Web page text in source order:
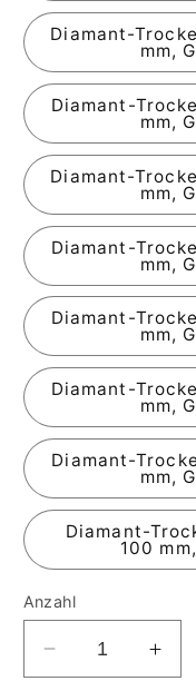
Diamant-
mm,
Diamant-
mm,
Diamant-
mm,
Diamant-
mm,
Diamant-
mm,
Diamant-
mm,
Diamant-
mm,
Diamant-
100
Anzahl
Verringere
die
die